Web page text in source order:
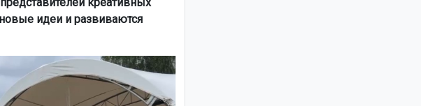
идеи и развиваются